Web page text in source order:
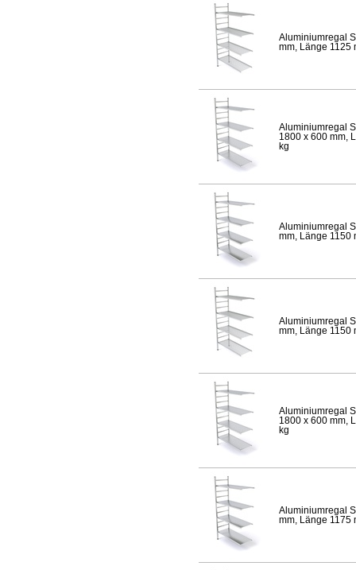
Aluminiumregal
mm, Länge 1125
Aluminiumregal
1800 x 600 mm,
kg
Aluminiumregal
mm, Länge 1150
Aluminiumregal
mm, Länge 1150
Aluminiumregal
1800 x 600 mm,
kg
Aluminiumregal
mm, Länge 1175